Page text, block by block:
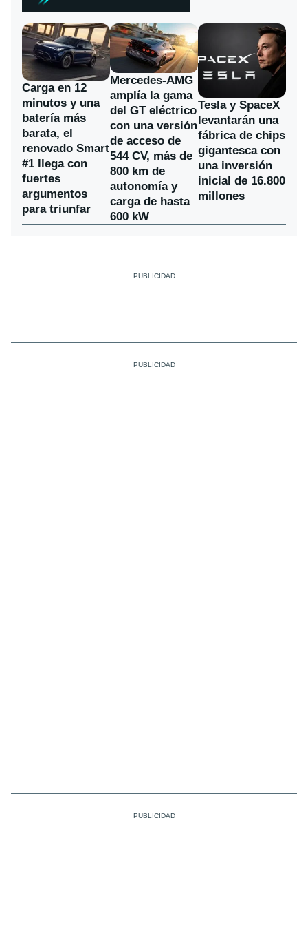
Carga en 12
minutos y una
batería más
barata, el
renovado Smart
#1 llega con
fuertes
argumentos
para triunfar
Mercedes-AMG
amplía la gama
del GT eléctrico
con una versión
de acceso de
544 CV, más de
800 km de
autonomía y
carga de hasta
600 kW
Tesla y SpaceX
levantarán una
fábrica de chips
gigantesca con
una inversión
inicial de 16.800
millones